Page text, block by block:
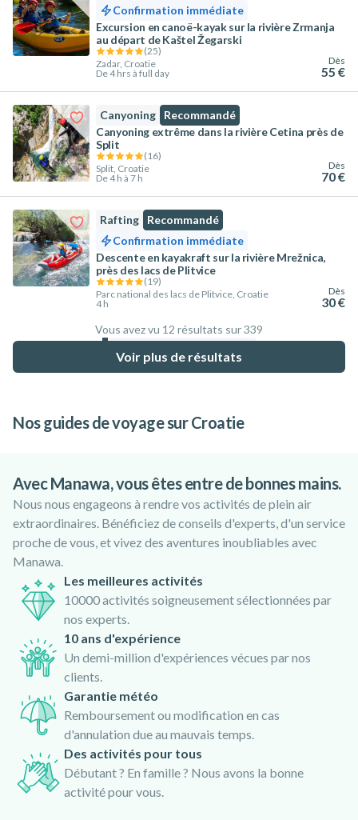
Confirmation immédiate
Excursion en canoë-kayak sur la rivière Zrmanja
au départ de Kaštel Žegarski
(25)
Zadar, Croatie
De 4 hrs à full day
Dès
55 €
Canyoning
Recommandé
Canyoning extrême dans la rivière Cetina près de
Split
(16)
Split, Croatie
De 4 h à 7 h
Dès
70 €
Rafting
Recommandé
Confirmation immédiate
Descente en kayakraft sur la rivière Mrežnica,
près des lacs de Plitvice
(19)
Parc national des lacs de Plitvice, Croatie
4 h
Dès
30 €
Vous avez vu 12 résultats sur 339
3.5 %
Voir plus de résultats
Nos guides de voyage sur Croatie
les activités de plein air
en Croatie
Avec Manawa, vous êtes entre de bonnes mains.
Nous nous engageons à rendre vos activités de plein air
extraordinaires. Bénéficiez de conseils d'experts, d'un service
proche de vous, et vivez des aventures inoubliables avec
Manawa.
Les meilleures activités
10000 activités soigneusement sélectionnées par
nos experts.
10 ans d'expérience
Un demi-million d'expériences vécues par nos
clients.
Garantie météo
Remboursement ou modification en cas
d'annulation due au mauvais temps.
Des activités pour tous
Débutant ? En famille ? Nous avons la bonne
activité pour vous.